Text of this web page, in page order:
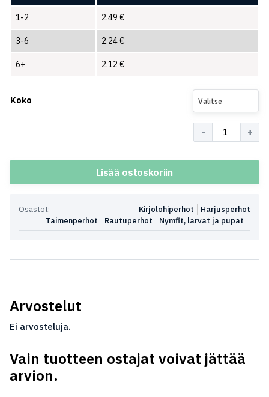
1-2 2.49 €
3-6 2.24€
6+ 2.12 €
Koko Valitse
Lisää ostoskoriin
Osastot: Harjusperhot
Kirjolohiperhot
Nymfit, larvat ja pupat
Rautuperhot
Taimenperhot
Arvostelut
Ei arvosteluja.
Vain tuotteen ostajat voivat jättää
arvion.